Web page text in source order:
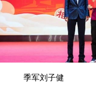
季军刘子健